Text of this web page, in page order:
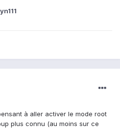
à aller activer le mode root
plus connu (au moins sur ce